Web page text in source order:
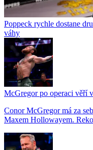
Poppeck rychle dostane
váhy
McGregor po operaci věří
Conor McGregor má za
Maxem Hollowayem.